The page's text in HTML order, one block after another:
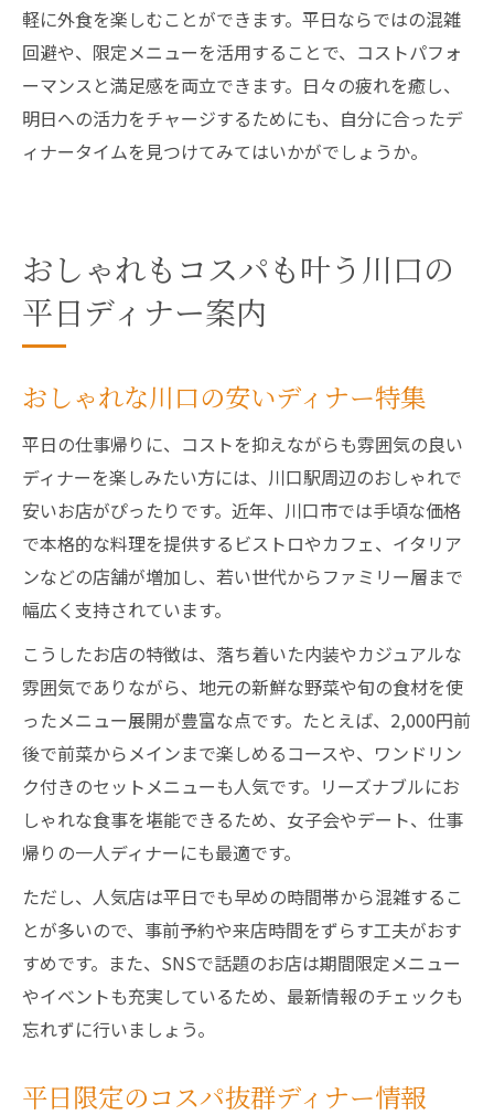
軽に外食を楽しむことができます。平日ならではの混雑
回避や、限定メニューを活用することで、コストパフォ
ーマンスと満足感を両立できます。日々の疲れを癒し、
明日への活力をチャージするためにも、自分に合ったデ
ィナータイムを見つけてみてはいかがでしょうか。
おしゃれもコスパも叶う川口の
平日ディナー案内
おしゃれな川口の安いディナー特集
平日の仕事帰りに、コストを抑えながらも雰囲気の良い
ディナーを楽しみたい方には、川口駅周辺のおしゃれで
安いお店がぴったりです。近年、川口市では手頃な価格
で本格的な料理を提供するビストロやカフェ、イタリア
ンなどの店舗が増加し、若い世代からファミリー層まで
幅広く支持されています。
こうしたお店の特徴は、落ち着いた内装やカジュアルな
雰囲気でありながら、地元の新鮮な野菜や旬の食材を使
ったメニュー展開が豊富な点です。たとえば、2,000円前
後で前菜からメインまで楽しめるコースや、ワンドリン
ク付きのセットメニューも人気です。リーズナブルにお
しゃれな食事を堪能できるため、女子会やデート、仕事
帰りの一人ディナーにも最適です。
ただし、人気店は平日でも早めの時間帯から混雑するこ
とが多いので、事前予約や来店時間をずらす工夫がおす
すめです。また、SNSで話題のお店は期間限定メニュー
やイベントも充実しているため、最新情報のチェックも
忘れずに行いましょう。
平日限定のコスパ抜群ディナー情報